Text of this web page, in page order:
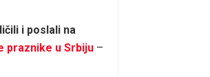
i poslali na
praznike u Srbiju –